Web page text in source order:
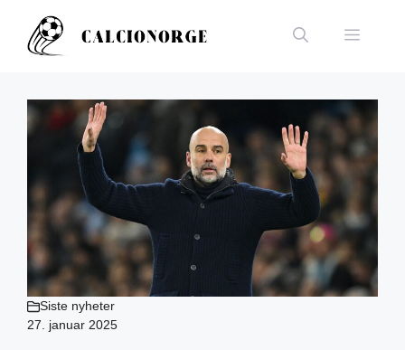
innhold
Meny
Siste nyheter
27. januar 2025